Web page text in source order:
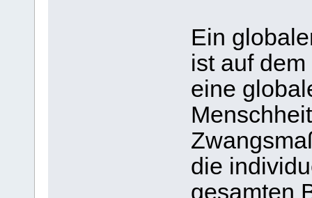
Ein
ist auf
eine
die
gesamten